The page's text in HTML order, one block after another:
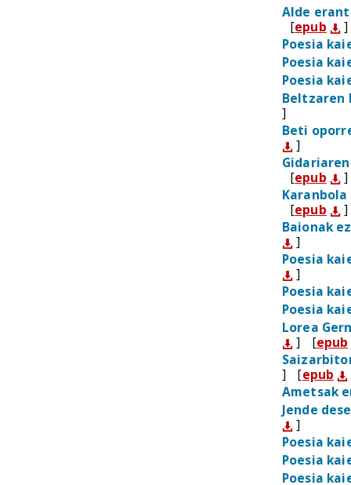
Alde
[epub
]
Poesia
Poesia
Poesia
Beltzaren
]
Beti
]
[epub
]
[epub
]
Baionak
]
Poesia
]
Poesia
Poesia
Lorea
]
[epub
]
[epub
Ametsak
Jende
]
Poesia
Poesia
Poesia